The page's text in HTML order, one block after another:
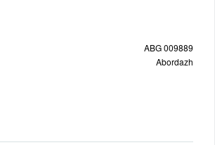
ABG 009889
Abordazh